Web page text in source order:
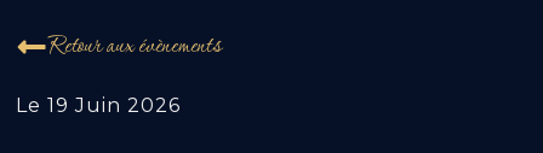
Retour aux évènements
Le19 Juin 2026